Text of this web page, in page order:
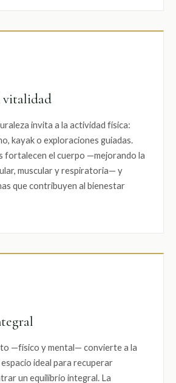
invita a la actividad física:
kayak o exploraciones guiadas.
fortalecen el cuerpo —mejorando la
muscular y respiratoria— y
que contribuyen al bienestar
—físico y mental— convierte a la
ideal para recuperar
un equilibrio integral. La